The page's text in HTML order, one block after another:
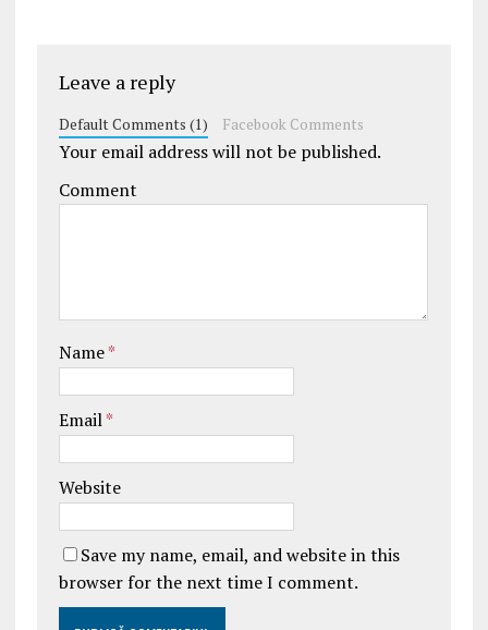
Leave a reply
Default Comments (1) Facebook Comments
Your email address will not be published.
Comment
Name*
Email*
Website
Save my name, email, and website in this
browser for the next time I comment.